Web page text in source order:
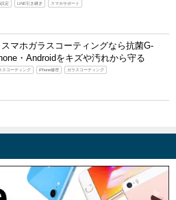
設定 LINE引き継ぎ スマホサポート
スマホガラスコーティングなら抗菌G-
・Androidをキズや汚れから守る
スコーティング iPhone修理 ガラスコーティング